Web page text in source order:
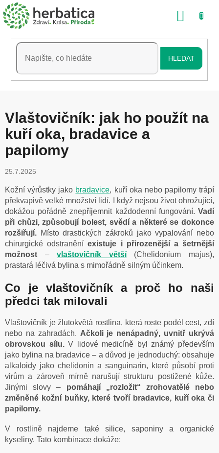
Přejít
na
obsah
HLEDAT
Vlaštovičník: jak ho použít na
kuří oka, bradavice a
papilomy
25.7.2025
Kožní výrůstky jako bradavice, kuří oka nebo papilomy trápí
překvapivě velké množství lidí. I když nejsou život ohrožující,
dokážou pořádně znepříjemnit každodenní fungování. Vadí
při chůzi, způsobují bolest, svědí a některé se dokonce
rozšiřují. Místo drastických zákroků jako vypalování nebo
chirurgické odstraněníexistuje i přirozenější a šetrnější
možnost –vlaštovičník větší(Chelidonium majus),
prastará léčivá bylina s mimořádně silným účinkem.
Co je vlaštovičník a proč ho naši
předci tak milovali
Vlaštovičník je žlutokvětá rostlina, která roste podél cest, zdí
nebo na zahradách. Ačkoli je nenápadný, uvnitř ukrývá
obrovskou sílu.V lidové medicíně byl známý především
jako bylina na bradavice – a důvod je jednoduchý: obsahuje
alkaloidy jako chelidonin a sanguinarin, které působí proti
virům a zároveň mírně narušují strukturu postižené kůže.
Jinými slovy – pomáhají „rozložit“ zrohovatělé nebo
změněné kožní buňky, které tvoří bradavice, kuří oka či
papilomy.
V rostlině najdeme také silice, saponiny a organické
kyseliny. Tato kombinace dokáže: